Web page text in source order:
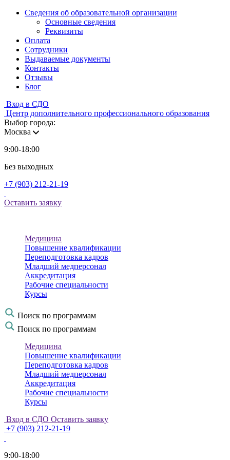
Сведения об образовательной организации
Основные сведения
Реквизиты
Оплата
Сотрудники
Выдаваемые документы
Контакты
Отзывы
Блог
Вход в СДО
Центр дополнительного профессионального образования
Выбор города:
Москва
9:00-18:00
Без выходных
+7 (903) 212-21-19
Оставить заявку
Медицина
Повышение квалификации
Переподготовка кадров
Младший медперсонал
Аккредитация
Рабочие специальности
Курсы
Поиск по программам
Поиск по программам
Медицина
Повышение квалификации
Переподготовка кадров
Младший медперсонал
Аккредитация
Рабочие специальности
Курсы
Вход в СДО Оставить заявку
+7 (903) 212-21-19
9:00-18:00